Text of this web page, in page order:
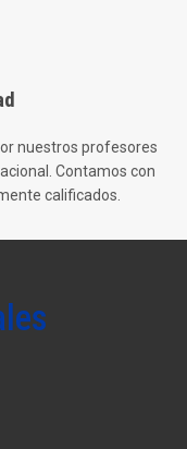
nuestros profesores
Contamos con
calificados.